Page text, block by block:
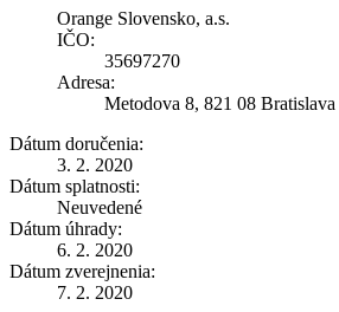
Orange Slovensko, a.s.
IČO:
35697270
Adresa:
Metodova 8, 821 08 Bratislava
Dátum doručenia:
3. 2. 2020
Dátum splatnosti:
Neuvedené
Dátum úhrady:
6. 2. 2020
Dátum zverejnenia:
7. 2. 2020